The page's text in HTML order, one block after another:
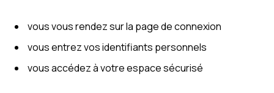
vous vous rendez sur la page de connexion
vous entrez vos identifiants personnels
vous accédez à votre espace sécurisé